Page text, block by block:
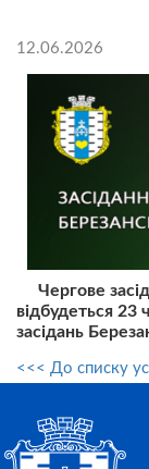
12.06.2026
Чергове
відбудеться 23
засідань
<<< До списку